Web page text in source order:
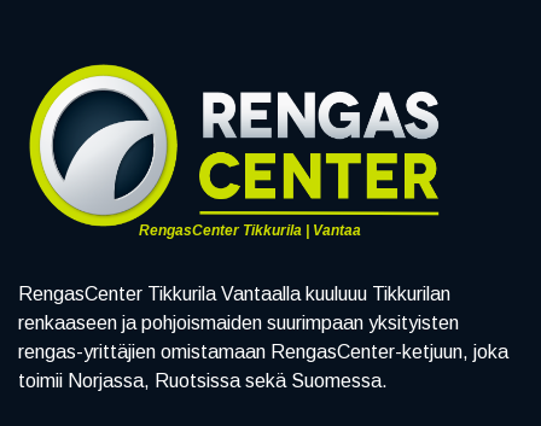
RengasCenter Tikkurila | Vantaa
RengasCenter Tikkurila Vantaalla kuuluuu Tikkurilan
renkaaseen ja pohjoismaiden suurimpaan yksityisten
rengas-yrittäjien omistamaan RengasCenter-ketjuun, joka
toimii Norjassa, Ruotsissa sekä Suomessa.